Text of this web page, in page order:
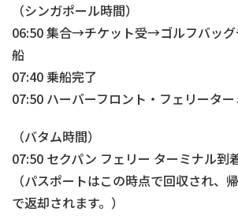
（シンガポール時間）
06:50 集合→チケット受→ゴルフバッ
船
07:40 乗船完了
07:50 ハーバーフロント・フェリータ
（バタム時間）
07:50 セクパン フェリー ターミナル到
（パスポートはこの時点で回収され、
で返却されます。）